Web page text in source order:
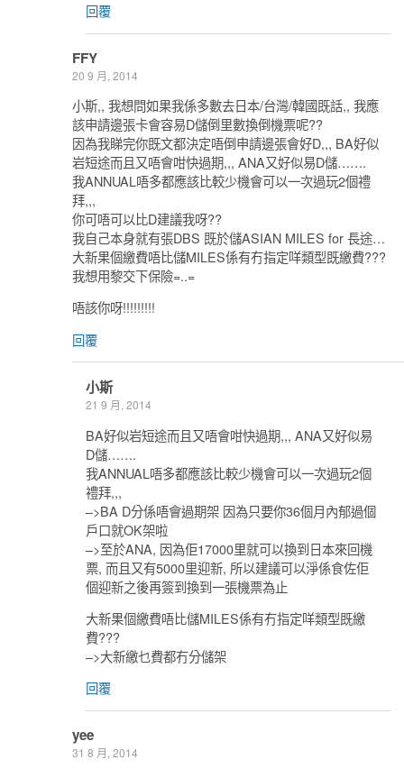
回覆
FFY
20 9 月, 2014
小斯,, 我想問如果我係多數去日本/台灣/韓國既話,, 我應
該申請邊張卡會容易D儲倒里數換倒機票呢??
因為我睇完你既文都決定唔倒申請邊張會好D,,, BA好似
岩短途而且又唔會咁快過期,,, ANA又好似易D儲…….
我ANNUAL唔多都應該比較少機會可以一次過玩2個禮
拜,,,
你可唔可以比D建議我呀??
我自己本身就有張DBS 既於儲ASIAN MILES for 長途…
大新果個繳費唔比儲MILES係有冇指定咩類型既繳費???
我想用黎交下保險=..=
唔該你呀!!!!!!!!!
回覆
小斯
21 9 月, 2014
BA好似岩短途而且又唔會咁快過期,,, ANA又好似易
D儲…….
我ANNUAL唔多都應該比較少機會可以一次過玩2個
禮拜,,,
–>BA D分係唔會過期架 因為只要你36個月內郁過個
戶口就OK架啦
–>至於ANA, 因為佢17000里就可以換到日本來回機
票, 而且又有5000里迎新, 所以建議可以淨係食佐佢
個迎新之後再簽到換到一張機票為止
大新果個繳費唔比儲MILES係有冇指定咩類型既繳
費???
–>大新繳乜費都冇分儲架
回覆
yee
31 8 月, 2014